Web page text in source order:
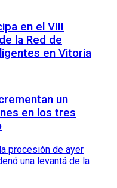
en el VIII
la Red de
en Vitoria
un
en los tres